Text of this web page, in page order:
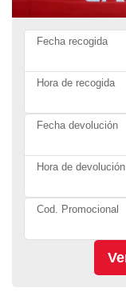
Fecha recogida
Hora de recogida
Fecha devolución
Hora de devolución
Cod. Promocional